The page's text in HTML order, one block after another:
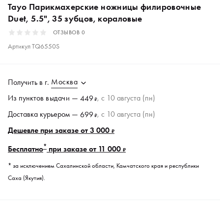
Tayo Парикмахерские ножницы филировочные
Duet, 5.5", 35 зубцов, кораловые
ОТЗЫВОВ 0
АртикулTQ6550S
Получить в г. Москва
Из пунктов выдачи — 449₽, c 10 августа (пн)
Доставка курьером — 699₽, c 10 августа (пн)
Дешевле при заказе от 3 000 ₽
Бесплатно* при заказе от 11 000 ₽
* за исключением Сахалинской области, Камчатского края и республики
Саха (Якутия).